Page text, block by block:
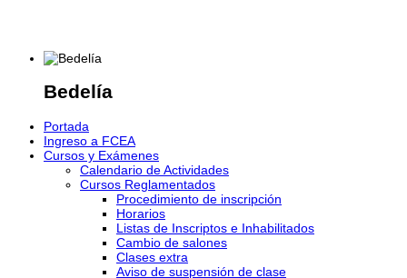
Bedelía
Portada
Ingreso a FCEA
Cursos y Exámenes
Calendario de Actividades
Cursos Reglamentados
Procedimiento de inscripción
Horarios
Listas de Inscriptos e Inhabilitados
Cambio de salones
Clases extra
Aviso de suspensión de clase